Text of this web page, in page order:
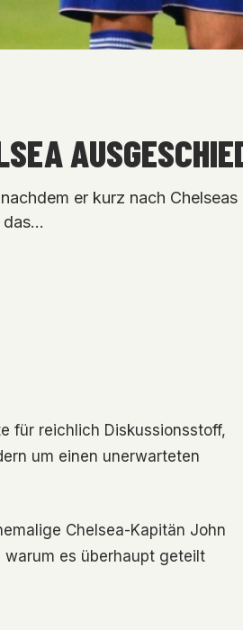
er kurz nach
das…
für reichlich Diskussionsstoff,
um einen unerwarteten
Chelsea-Kapitän John
warum es überhaupt geteilt